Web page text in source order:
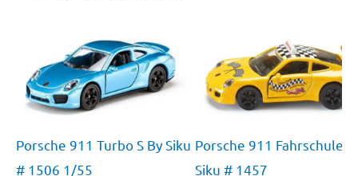
Porsche 911 Turbo S By Siku
# 1506 1/55
Porsche 911 Fahrschule
Siku # 1457